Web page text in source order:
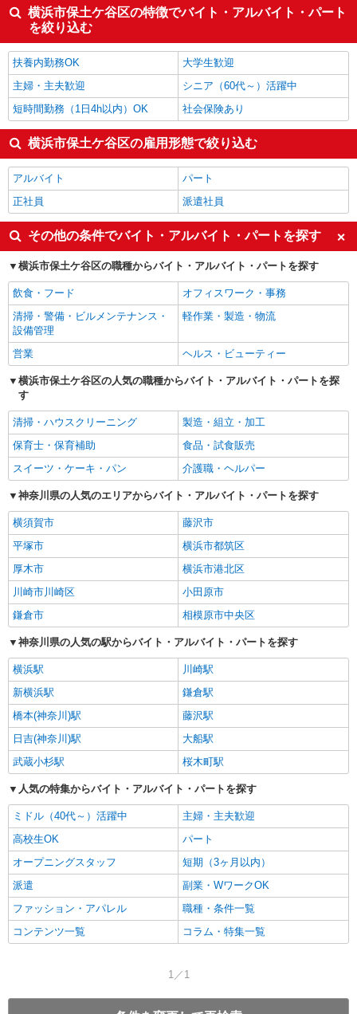
横浜市保土ケ谷区の特徴でバイト・アルバイト・パート
を絞り込む
扶養内勤務OK
大学生歓迎
主婦・主夫歓迎
シニア（60代～）活躍中
短時間勤務（1日4h以内）OK
社会保険あり
横浜市保土ケ谷区の雇用形態で絞り込む
アルバイト
パート
正社員
派遣社員
その他の条件でバイト・アルバイト・パートを探す
横浜市保土ケ谷区の職種からバイト・アルバイト・パートを探す
飲食・フード
オフィスワーク・事務
清掃・警備・ビルメンテナンス・
設備管理
軽作業・製造・物流
営業 ヘルス・ビューティー
横浜市保土ケ谷区の人気の職種からバイト・アルバイト・パートを探
す
清掃・ハウスクリーニング
製造・組立・加工
保育士・保育補助
食品・試食販売
スイーツ・ケーキ・パン
介護職・ヘルパー
神奈川県の人気のエリアからバイト・アルバイト・パートを探す
横須賀市
藤沢市
平塚市
横浜市都筑区
厚木市
横浜市港北区
川崎市川崎区
小田原市
鎌倉市
相模原市中央区
神奈川県の人気の駅からバイト・アルバイト・パートを探す
横浜駅
川崎駅
新横浜駅
鎌倉駅
橋本(神奈川)駅
藤沢駅
日吉(神奈川)駅
大船駅
武蔵小杉駅
桜木町駅
人気の特集からバイト・アルバイト・パートを探す
ミドル（40代～）活躍中
主婦・主夫歓迎
高校生OK
パート
オープニングスタッフ
短期（3ヶ月以内）
派遣
副業・WワークOK
ファッション・アパレル
職種・条件一覧
コンテンツ一覧
コラム・特集一覧
1／1